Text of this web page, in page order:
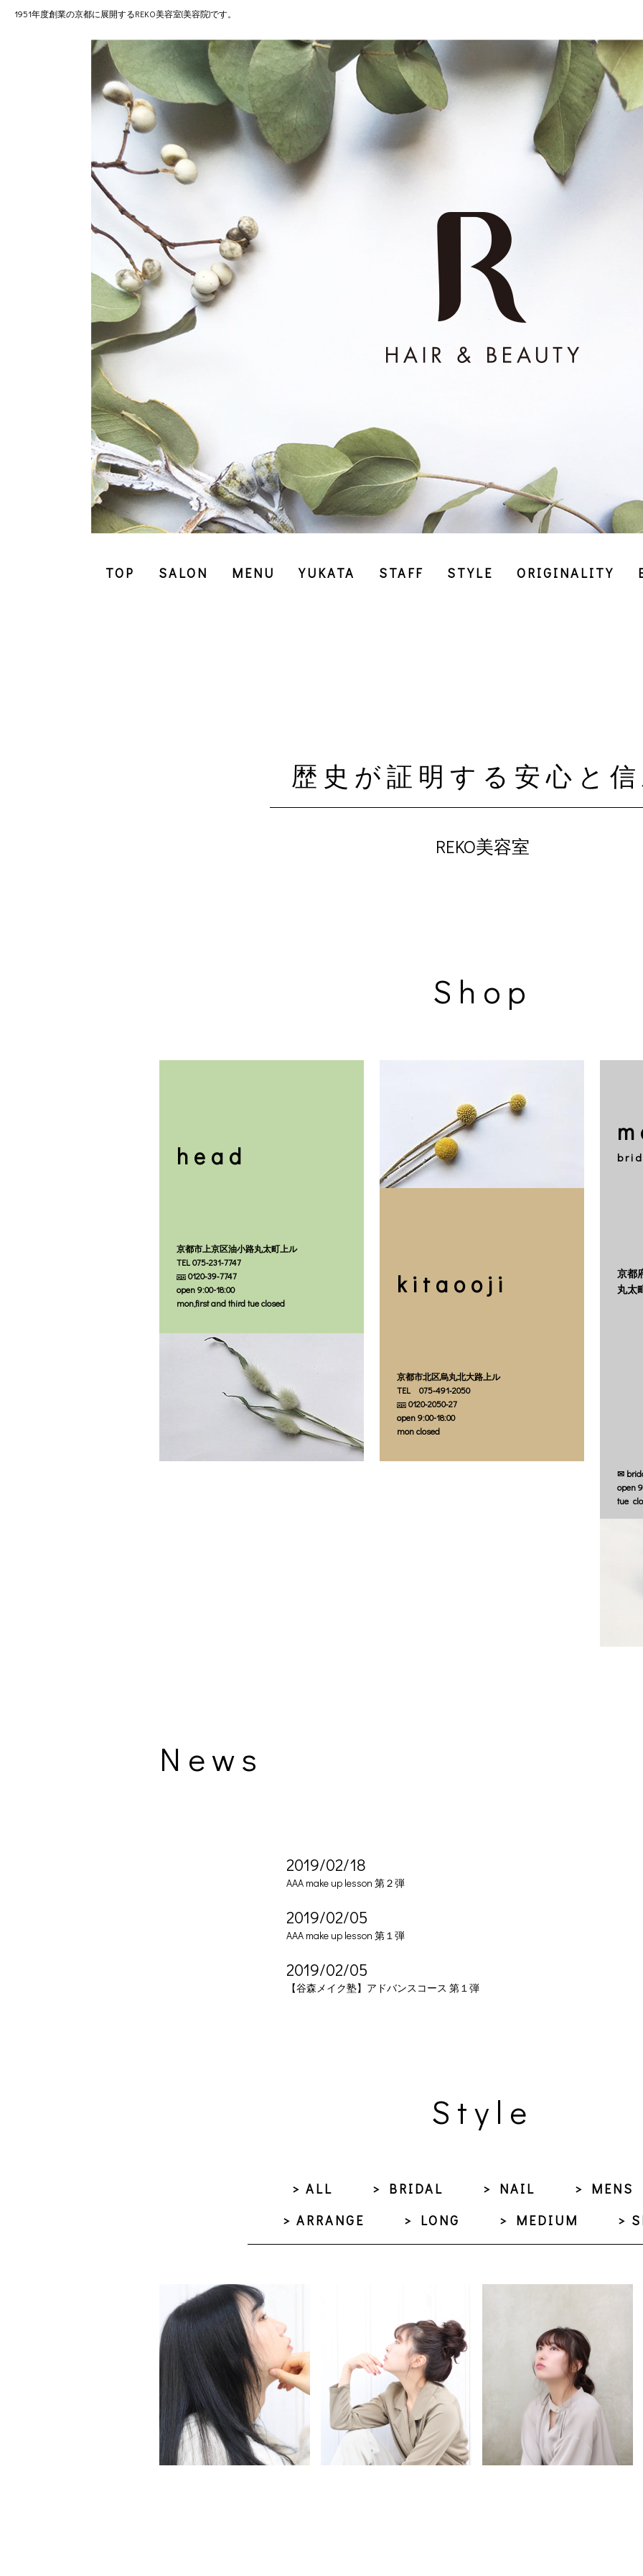
1951年度創業の京都に展開するREKO美容室(美容院)です。
TOP SALON MENU YUKATA STAFF STYLE ORIGINALITY
歴史が証明する安心と
REKO美容室
Shop
head
京都市上京区油小路丸太町上ル
TEL 075‐231‐7747
0120‐39‐7747
open 9:00-18:00
mon,first and third tue closed
kitaooji
京都市北区烏丸北大路上ル
TEL 075‐491‐2050
0120‐2050‐27
open 9:00-18:00
mon closed
京都
丸太
✉
open
tue
News
2019/02/18
AAA make up lesson 第２弾
2019/02/05
AAA make up lesson 第１弾
2019/02/05
【谷森メイク塾】アドバンスコース 第１弾
Style
> ALL > BRIDAL > NAIL
> MENS
> ARRANGE
> LONG > MEDIUM >